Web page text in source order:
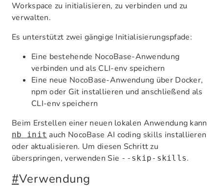
Workspace zu initialisieren, zu verbinden und zu
verwalten.
Es unterstützt zwei gängige Initialisierungspfade:
Eine bestehende NocoBase-Anwendung
verbinden und als CLI-env speichern
Eine neue NocoBase-Anwendung über Docker,
npm oder Git installieren und anschließend als
CLI-env speichern
Beim Erstellen einer neuen lokalen Anwendung kann
nb init auch NocoBase AI coding skills installieren
oder aktualisieren. Um diesen Schritt zu
überspringen, verwenden Sie --skip-skills.
#Verwendung